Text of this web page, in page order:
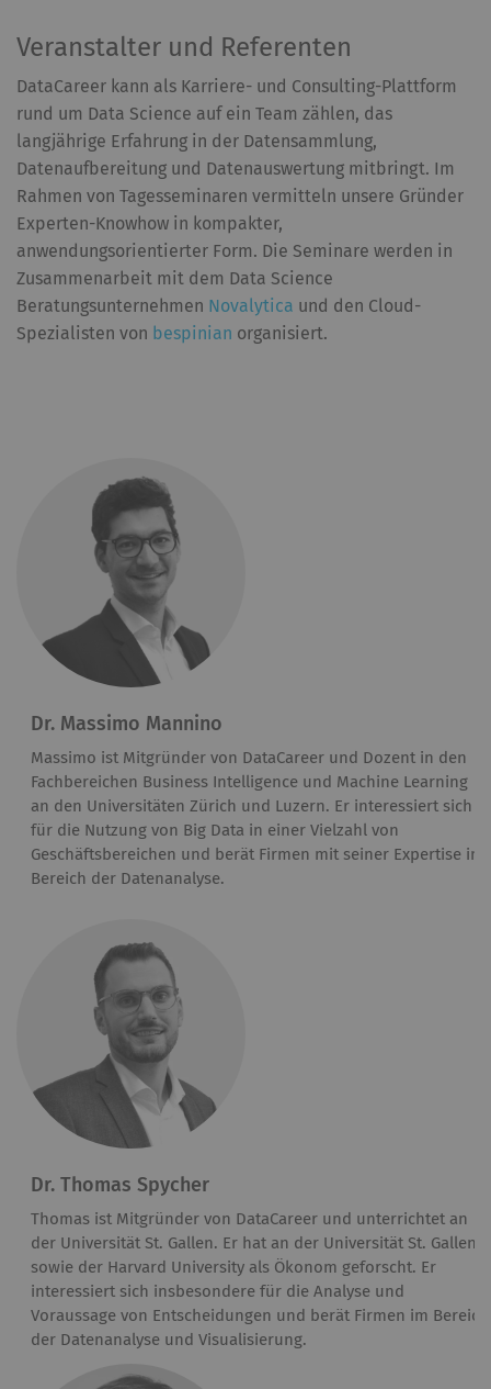
Veranstalter und Referenten
DataCareer kann als Karriere- und Consulting-Plattform
rund um Data Science auf ein Team zählen, das
langjährige Erfahrung in der Datensammlung,
Datenaufbereitung und Datenauswertung mitbringt. Im
Rahmen von Tagesseminaren vermitteln unsere Gründer
Experten-Knowhow in kompakter,
anwendungsorientierter Form. Die Seminare werden in
Zusammenarbeit mit dem Data Science
Beratungsunternehmen Novalytica und den Cloud-
Spezialisten von bespinian organisiert.
Dr. Massimo Mannino
Massimo ist Mitgründer von DataCareer und Dozent in den
Fachbereichen Business Intelligence und Machine Learning
an den Universitäten Zürich und Luzern. Er interessiert sich
für die Nutzung von Big Data in einer Vielzahl von
Geschäftsbereichen und berät Firmen mit seiner Expertise im
Bereich der Datenanalyse.
Dr. Thomas Spycher
Thomas ist Mitgründer von DataCareer und unterrichtet an
der Universität St. Gallen. Er hat an der Universität St. Gallen
sowie der Harvard University als Ökonom geforscht. Er
interessiert sich insbesondere für die Analyse und
Voraussage von Entscheidungen und berät Firmen im Bereich
der Datenanalyse und Visualisierung.